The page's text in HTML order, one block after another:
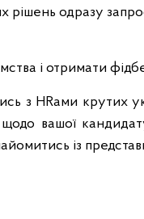
рішень одразу
і отримати
з HRами крутих
щодо вашої
із